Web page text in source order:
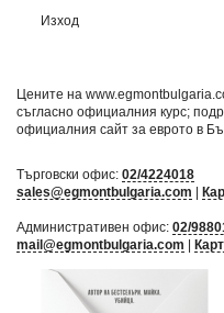
Изход
Цените на
съгласно официалния курс;
официалния сайт за еврото в
Търговски офис: 02/4224018
sales@egmontbulgaria.com |
Административен офис: 02/
mail@egmontbulgaria.com |